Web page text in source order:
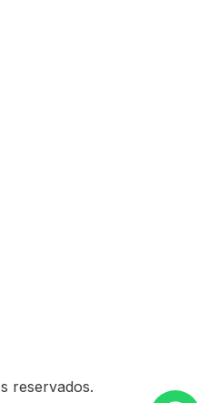
reservados.